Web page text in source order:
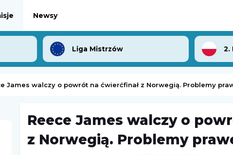
Newsy
Liga Mistrzów 2.
James walczy o powrót na ćwierćfinał z Norwegią. Problemy
Challenger Hagen Challenger
Reece James walczy o
z Norwegią. Problemy